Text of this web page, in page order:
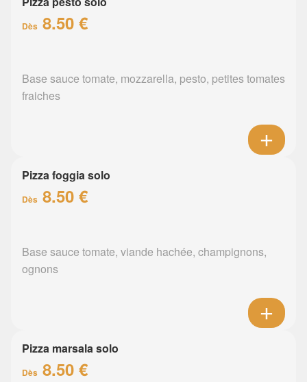
Dès 8.50 €
Base sauce tomate, mozzarella, pesto, petites tomates
fraiches
Pizza foggia solo
Dès 8.50 €
Base sauce tomate, viande hachée, champignons,
ognons
Pizza marsala solo
Dès 8.50 €